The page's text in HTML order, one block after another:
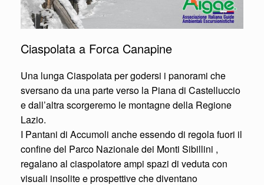
Ciaspolata a Forca Canapine
Una lunga Ciaspolata per godersi i panorami che
sversano da una parte verso la Piana di Castelluccio
e dall’altra scorgeremo le montagne della Regione
Lazio.
I Pantani di Accumoli anche essendo di regola fuori il
confine del Parco Nazionale dei Monti Sibillini ,
regalano al ciaspolatore ampi spazi di veduta con
visuali insolite e prospettive che diventano